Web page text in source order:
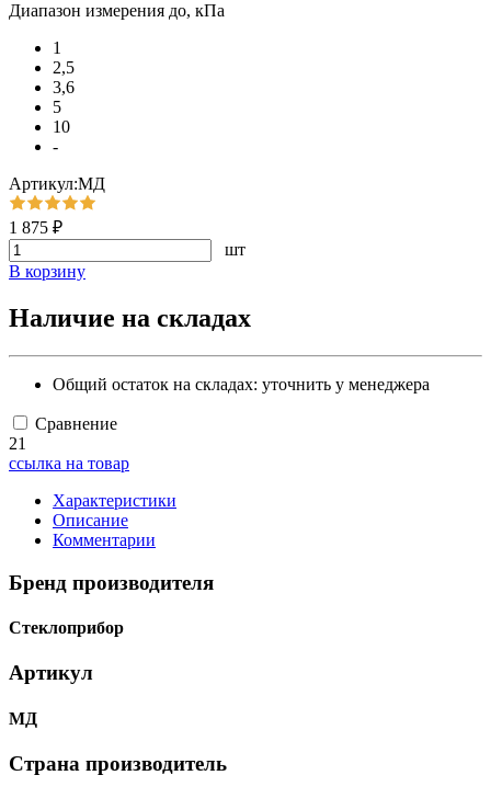
Диапазон измерения до, кПа
1
2,5
3,6
5
10
-
Артикул:МД
1 875 ₽
шт
В корзину
Наличие на складах
Общий остаток на складах: уточнить у менеджера
Сравнение
21
ссылка на товар
Характеристики
Описание
Комментарии
Бренд производителя
Стеклоприбор
Артикул
МД
Страна производитель